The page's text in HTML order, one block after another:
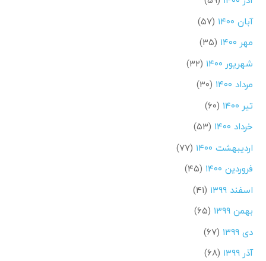
آبان ۱۴۰۰
(۵۷)
مهر ۱۴۰۰
(۳۵)
شهریور ۱۴۰۰
(۳۲)
مرداد ۱۴۰۰
(۳۰)
تیر ۱۴۰۰
(۶۰)
خرداد ۱۴۰۰
(۵۳)
اردیبهشت ۱۴۰۰
(۷۷)
فروردین ۱۴۰۰
(۴۵)
اسفند ۱۳۹۹
(۴۱)
بهمن ۱۳۹۹
(۶۵)
دی ۱۳۹۹
(۶۷)
آذر ۱۳۹۹
(۶۸)